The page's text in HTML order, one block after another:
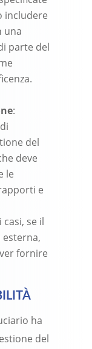
includere
una
parte del
:
del
deve
le
e
se il
fornire
ha
del